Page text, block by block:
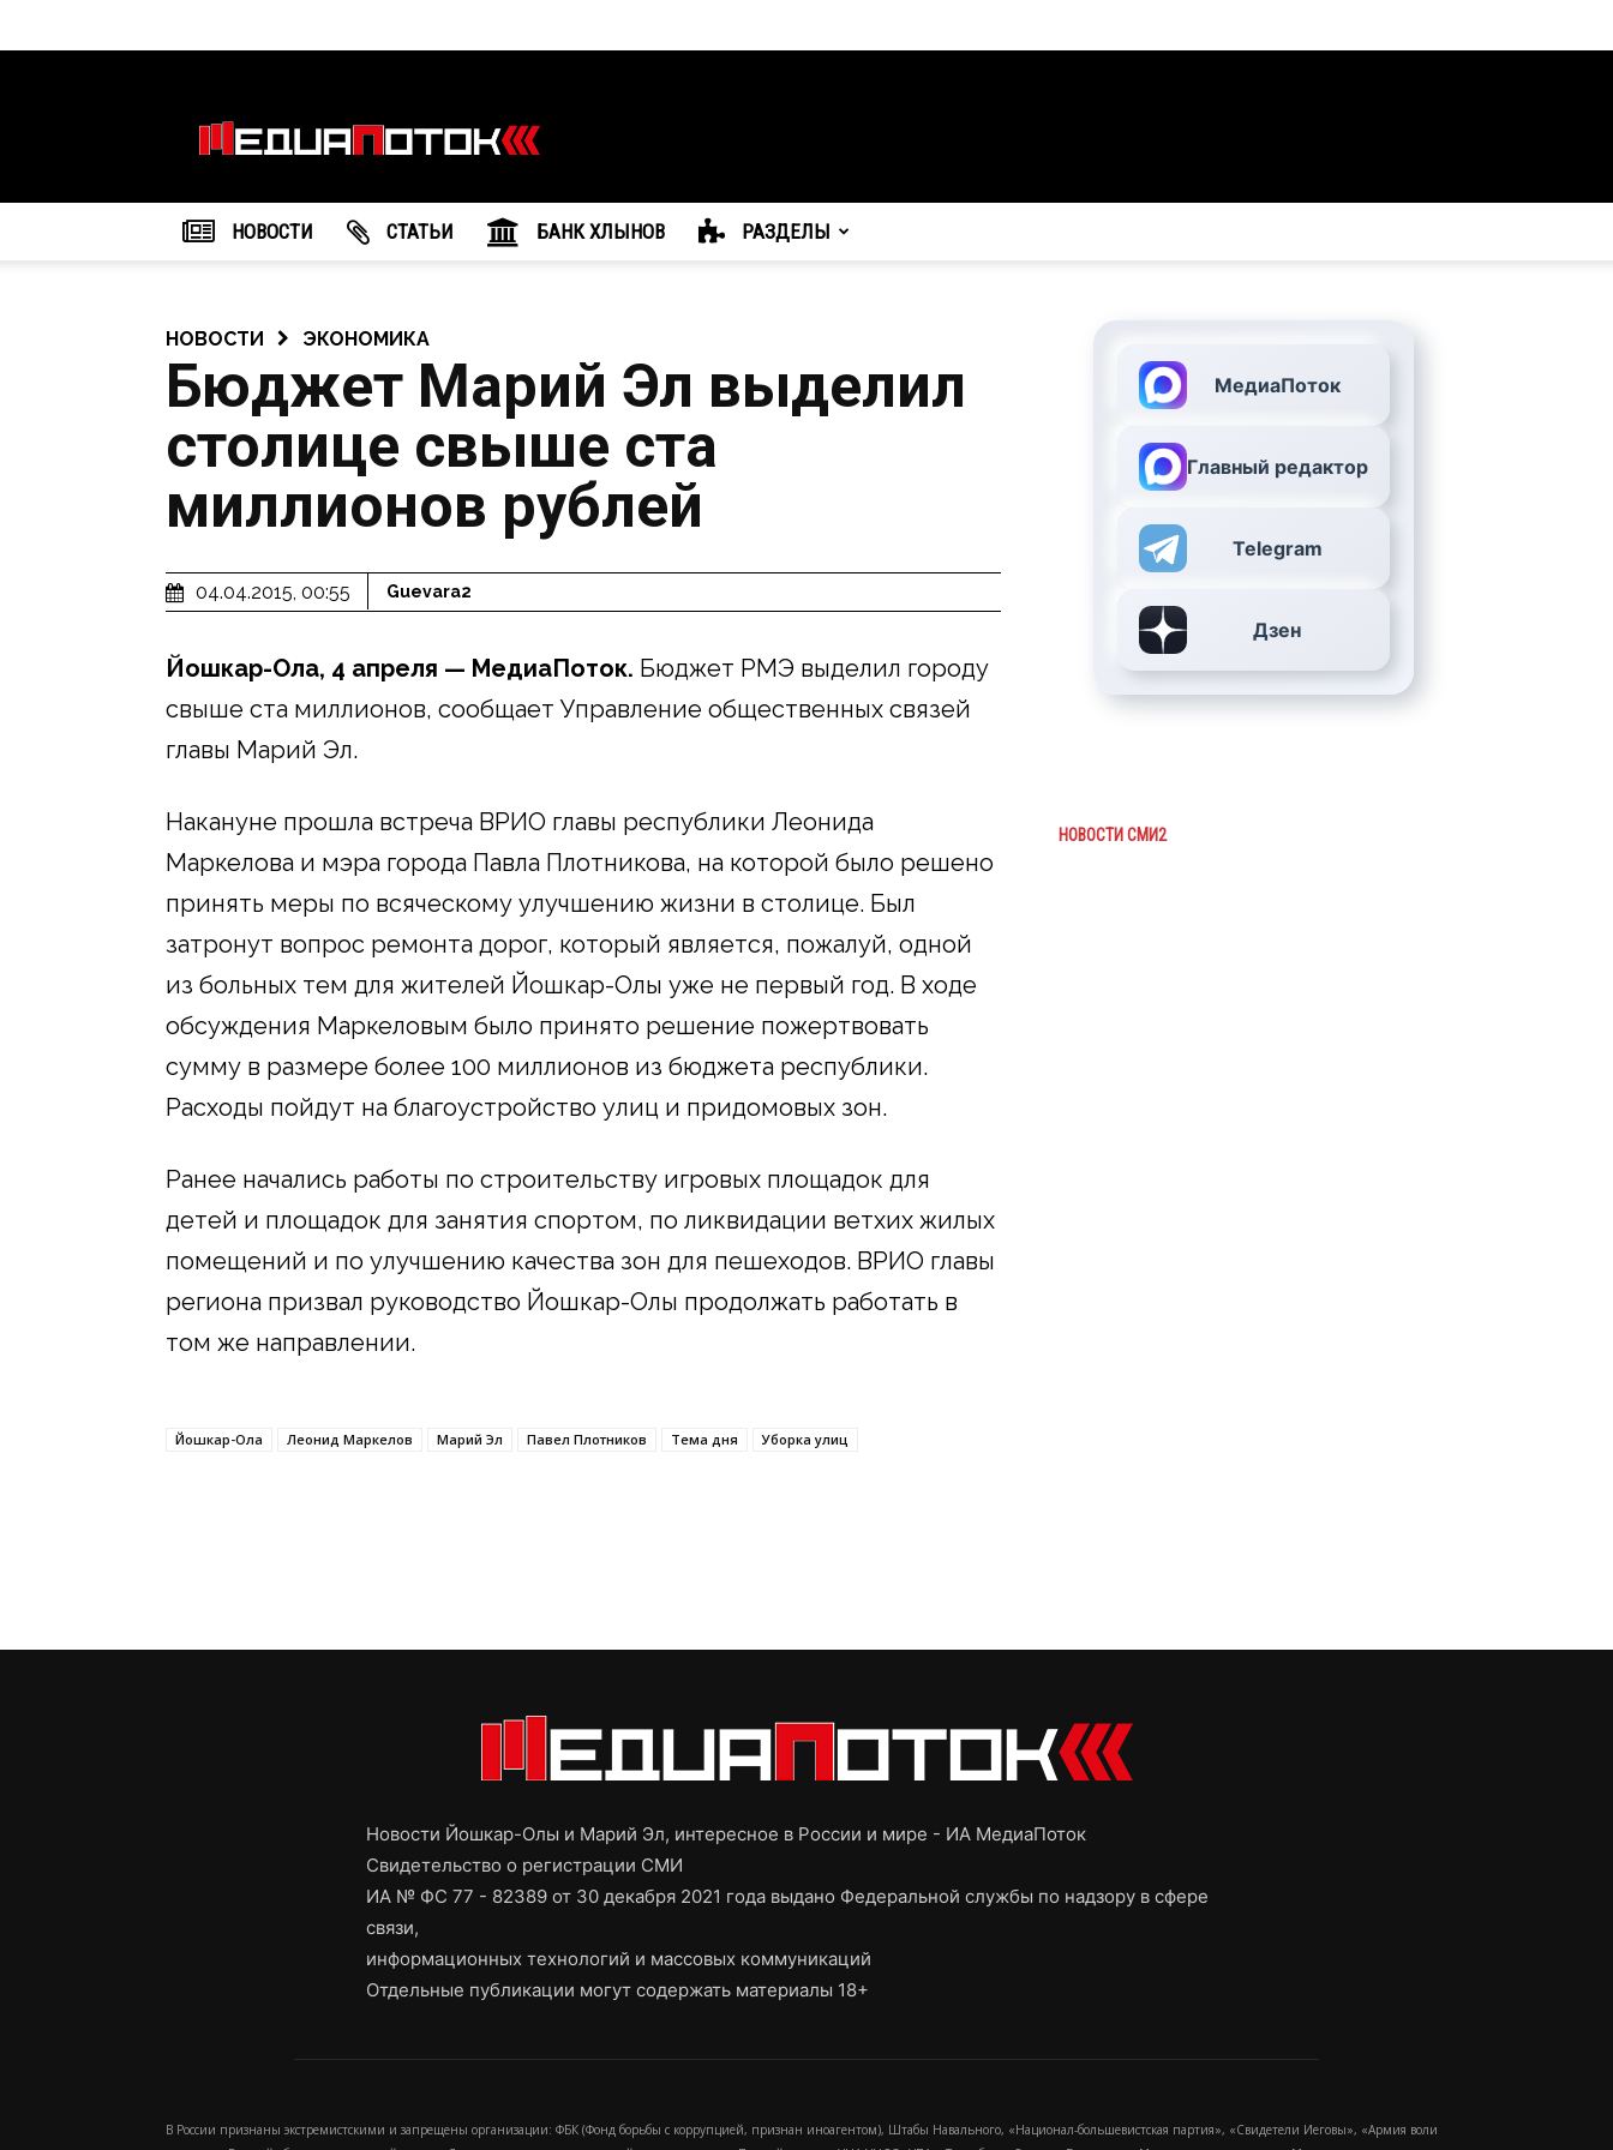
агентство
"МедиаПоток"
НОВОСТИ CТАТЬИ БАНК ХЛЫНОВ РАЗДЕЛЫ
НОВОСТИ ЭКОНОМИКА
Бюджет Марий Эл выделил
столице свыше ста
миллионов рублей
04.04.2015, 00:55 Guevara2
Йошкар-Ола, 4 апреля — МедиаПоток. Бюджет РМЭ выделил городу
свыше ста миллионов, сообщает Управление общественных связей
главы Марий Эл.
Накануне прошла встреча ВРИО главы республики Леонида
Маркелова и мэра города Павла Плотникова, на которой было решено
принять меры по всяческому улучшению жизни в столице. Был
затронут вопрос ремонта дорог, который является, пожалуй, одной
из больных тем для жителей Йошкар-Олы уже не первый год. В ходе
обсуждения Маркеловым было принято решение пожертвовать
сумму в размере более 100 миллионов из бюджета республики.
Расходы пойдут на благоустройство улиц и придомовых зон.
Ранее начались работы по строительству игровых площадок для
детей и площадок для занятия спортом, по ликвидации ветхих жилых
помещений и по улучшению качества зон для пешеходов. ВРИО главы
региона призвал руководство Йошкар-Олы продолжать работать в
том же направлении.
Йошкар-Ола Леонид Маркелов Марий Эл Павел Плотников Тема дня Уборка улиц
МедиаПоток
Главный редактор
Telegram
Дзен
НОВОСТИ СМИ2
Новости Йошкар-Олы и Марий Эл, интересное в России и мире - ИА МедиаПоток
Свидетельство о регистрации СМИ
ИА № ФС 77 - 82389 от 30 декабря 2021 года выдано Федеральной службы по надзору в сфере
связи,
информационных технологий и массовых коммуникаций
Отдельные публикации могут содержать материалы 18+
В России признаны экстремистскими и запрещены организации: ФБК (Фонд борьбы с коррупцией, признан иноагентом), Штабы Навального, «Национал-большевистская партия», «Свидетели Иеговы», «Армия воли